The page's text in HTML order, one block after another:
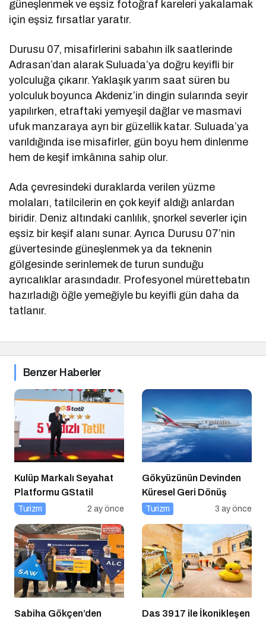
güneşlenmek ve eşsiz fotoğraf kareleri yakalamak
için eşsiz fırsatlar yaratır.
Durusu 07, misafirlerini sabahın ilk saatlerinde
Adrasan’dan alarak Suluada’ya doğru keyifli bir
yolculuğa çıkarır. Yaklaşık yarım saat süren bu
yolculuk boyunca Akdeniz’in dingin sularında seyir
yapılırken, etraftaki yemyeşil dağlar ve masmavi
ufuk manzaraya ayrı bir güzellik katar. Suluada’ya
varıldığında ise misafirler, gün boyu hem dinlenme
hem de keşif imkânına sahip olur.
Ada çevresindeki duraklarda verilen yüzme
molaları, tatilcilerin en çok keyif aldığı anlardan
biridir. Deniz altındaki canlılık, şnorkel severler için
eşsiz bir keşif alanı sunar. Ayrıca Durusu 07’nin
güvertesinde güneşlenmek ya da teknenin
gölgesinde serinlemek de turun sunduğu
ayrıcalıklar arasındadır. Profesyonel mürettebatın
hazırladığı öğle yemeğiyle bu keyifli gün daha da
tatlanır.
Benzer Haberler
Kulüp Markalı Seyahat
Platformu GStatil
Turizm 2 ay önce
Gökyüzünün Devinden
Küresel Geri Dönüş
Turizm 3 ay önce
Sabiha Gökçen’den
Das 3917 ile İkonikleşen